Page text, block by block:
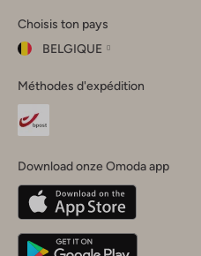
Instagram
Facebook
TikTok
Choisis ton pays
BELGIQUE
ton
pays
Fermer
Belgique(Français)
Deutschland
Méthodes d'expédition
Download onze Omoda app